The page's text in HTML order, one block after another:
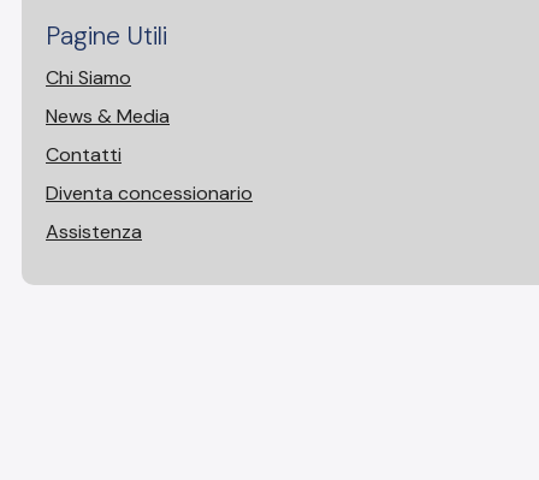
Pagine Utili
Chi Siamo
News & Media
Contatti
Diventa concessionario
Assistenza